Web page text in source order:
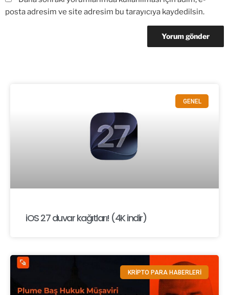
posta adresim ve site adresim bu tarayıcıya kaydedilsin.
GENEL
iOS 27 duvar kağıtları! (4K indir)
KRİPTO PARA HABERLERİ